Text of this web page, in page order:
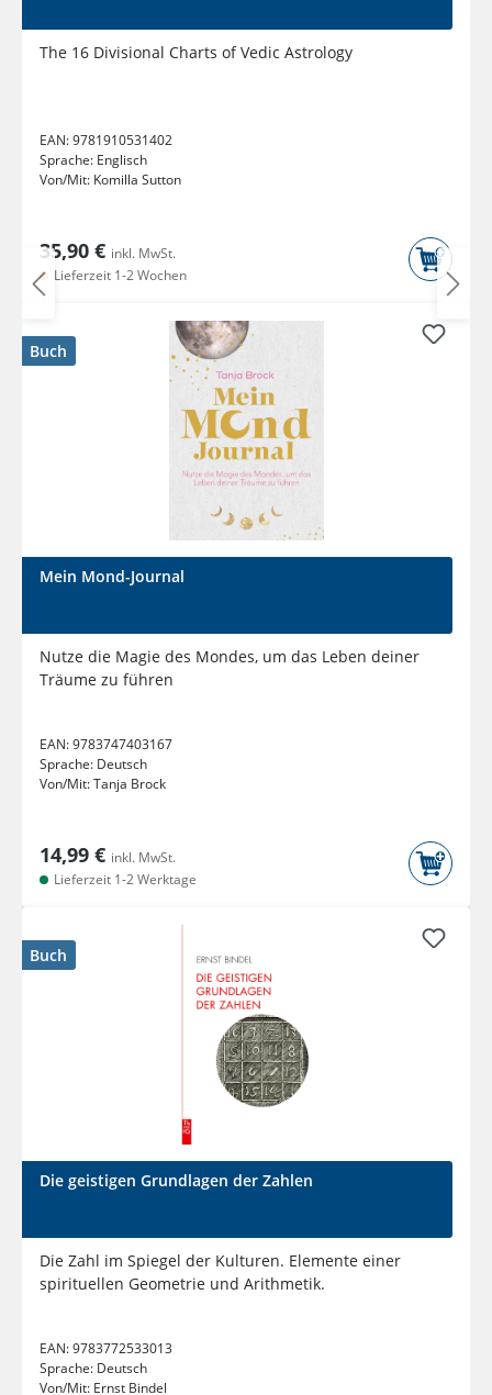
The 16 Divisional Charts of Vedic Astrology
EAN:9781910531402
Sprache: Englisch
Von/Mit: Komilla Sutton
35,90 € inkl. MwSt.
Lieferzeit 1-2 Wochen
Buch
Mein Mond-Journal
Nutze die Magie des Mondes, um das Leben deiner
Träume zu führen
EAN:9783747403167
Sprache: Deutsch
Von/Mit:Tanja Brock
14,99 € inkl. MwSt.
Lieferzeit 1-2 Werktage
Buch
Die geistigen Grundlagen der Zahlen
Die Zahl im Spiegel der Kulturen. Elemente einer
spirituellen Geometrie und Arithmetik.
EAN:9783772533013
Sprache: Deutsch
Von/Mit: Ernst Bindel